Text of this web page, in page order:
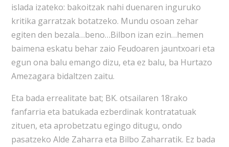
islada izateko: bakoitzak nahi duenaren inguruko
kritika garratzak botatzeko. Mundu osoan zehar
egiten den bezala…beno…Bilbon izan ezin…hemen
baimena eskatu behar zaio Feudoaren jauntxoari eta
egun ona balu emango dizu, eta ez balu, ba Hurtazo
Amezagara bidaltzen zaitu.
Eta bada errealitate bat; BK. otsailaren 18rako
fanfarria eta batukada ezberdinak kontratatuak
zituen, eta aprobetzatu egingo ditugu, ondo
pasatzeko Alde Zaharra eta Bilbo Zaharratik. Ez bada